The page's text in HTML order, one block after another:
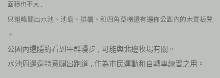
面積也不大 ,
只粗略闢出水池、池島、拱橋、和四角草棚還有遍佈公園內的木質板凳
。
公園內還隱約看到牛群漫步 , 可能與北邊牧場有關。
水池周邊還特意闢出跑道 , 作為市民運動和自轉車練習之用。